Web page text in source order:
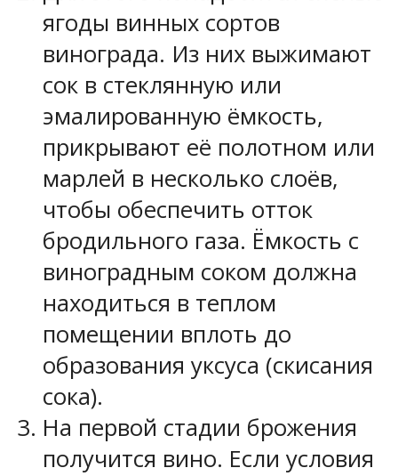
ягоды винных сортов
винограда. Из них выжимают
сок в стеклянную или
эмалированную ёмкость,
прикрывают её полотном или
марлей в несколько слоёв,
чтобы обеспечить отток
бродильного газа. Ёмкость с
виноградным соком должна
находиться в теплом
помещении вплоть до
образования уксуса (скисания
сока).
На первой стадии брожения
получится вино. Если условия